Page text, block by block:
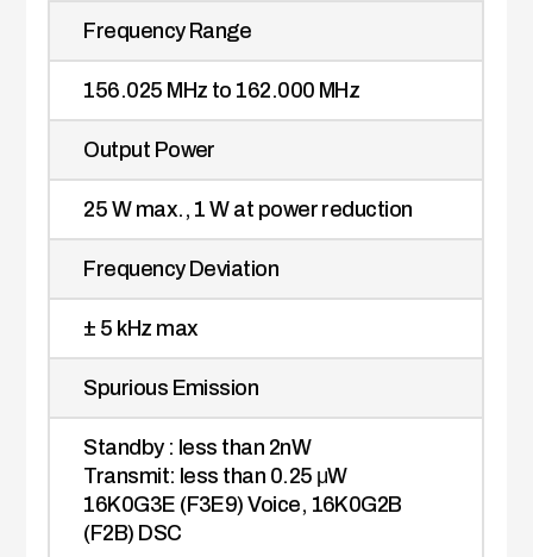
Frequency Range
156.025 MHz to 162.000 MHz
Output Power
25 W max., 1 W at power reduction
Frequency Deviation
± 5 kHz max
Spurious Emission
Standby : less than 2nW
Transmit: less than 0.25 μW
16K0G3E (F3E9) Voice, 16K0G2B
(F2B) DSC